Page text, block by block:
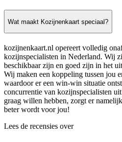
Wat maakt Kozijnenkaart speciaal?
kozijnenkaart.nl opereert volledig
kozijnspecialisten in Nederland. Wij
beschikbaar zijn en goed zijn in het
Wij maken een koppeling tussen jou
waardoor er een win-win situatie
concurrentie van kozijnspecialisten
graag willen hebben, zorgt er
beter wordt voor jou!
Lees de recensies over